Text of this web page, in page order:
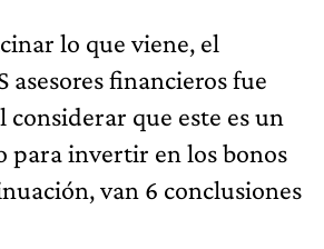
lo que viene, el
asesores financieros fue
que este es un
para invertir en los bonos
van 6 conclusiones